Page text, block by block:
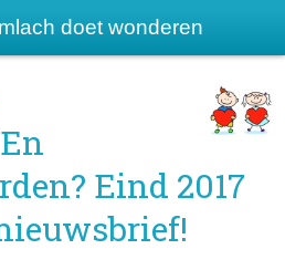
doet wonderen
Eind 2017